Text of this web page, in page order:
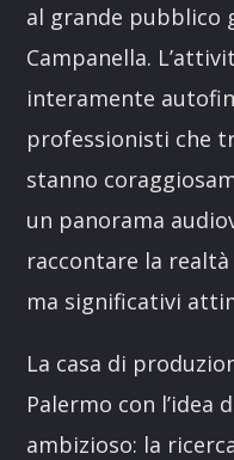
al grande pubblico
Campanella.
interamente
professionisti che
stanno
un panorama
raccontare la
ma significativi
La casa di
Palermo con
ambizioso: la